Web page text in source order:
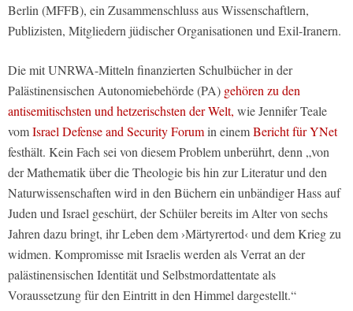
Berlin (MFFB), ein Zusammenschluss aus Wissenschaftlern,
Publizisten, Mitgliedern jüdischer Organisationen und Exil-Iranern.
Die mit UNRWA-Mitteln finanzierten Schulbücher in der
Palästinensischen Autonomiebehörde (PA) gehören zu den
antisemitischsten und hetzerischsten der Welt, wie Jennifer Teale
vomIsrael Defense and Security Forumin einemBericht für YNet
festhält. Kein Fach sei von diesem Problem unberührt, denn „von
der Mathematik über die Theologie bis hin zur Literatur und den
Naturwissenschaften wird in den Büchern ein unbändiger Hass auf
Juden und Israel geschürt, der Schüler bereits im Alter von sechs
Jahren dazu bringt, ihr Leben dem ›Märtyrertod‹ und dem Krieg zu
widmen. Kompromisse mit Israelis werden als Verrat an der
palästinensischen Identität und Selbstmordattentate als
Voraussetzung für den Eintritt in den Himmel dargestellt.“